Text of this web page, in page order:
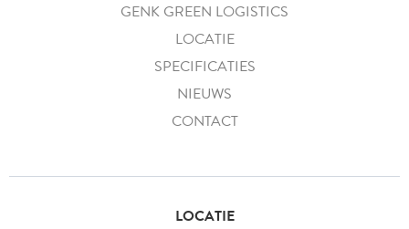
GENK GREEN LOGISTICS
LOCATIE
SPECIFICATIES
NIEUWS
CONTACT
LOCATIE